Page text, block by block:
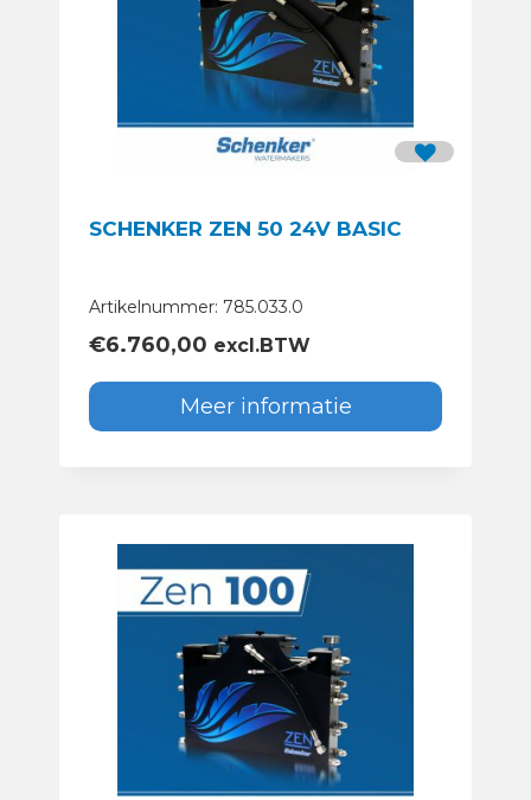
SCHENKER ZEN 50 24V BASIC
Artikelnummer: 785.033.0
€6.760,00 excl.BTW
Meer informatie